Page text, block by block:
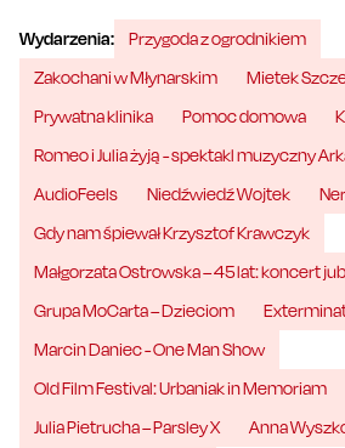
Wydarzenia:
Przygoda z ogrodnikiem
Zakochani w Młynarskim
Mietek
Prywatna klinika
Pomoc domowa
Romeo i Julia żyją - spektakl muzyczny
AudioFeels
Niedźwiedź Wojtek
Gdy nam śpiewał Krzysztof Krawczyk
Małgorzata Ostrowska – 45 lat: koncert
Grupa MoCarta – Dzieciom
Marcin Daniec - One Man Show
Old Film Festival: Urbaniak in Memoriam
Julia Pietrucha – Parsley X
Anna